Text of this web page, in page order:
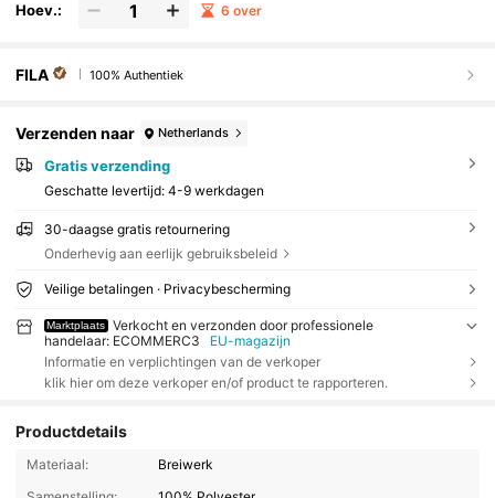
Hoev.: 6 over
FILA 100% Authentiek
Verzenden naar Netherlands
Gratis verzending
Geschatte levertijd: 4-9 werkdagen
30-daagse gratis retournering
Onderhevig aan eerlijk gebruiksbeleid
Veilige betalingen · Privacybescherming
Marktplaats
Verkocht en verzonden door professionele
handelaar: ECOMMERC3
EU-magazijn
Informatie en verplichtingen van de verkoper
klik hier om deze verkoper en/of product te rapporteren.
Productdetails
Materiaal:
Breiwerk